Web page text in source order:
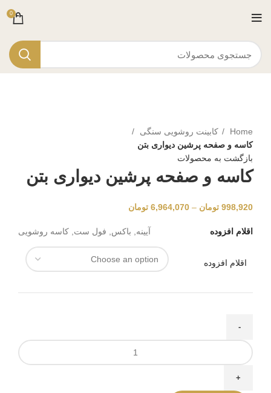
0
Home
کابینت روشویی سنگی
کاسه و صفحه پرشین دیواری بتن
بازگشت به محصولات
کاسه و صفحه پرشین دیواری بتن
998,920 تومان –
6,964,070 تومان
اقلام افزوده آیینه, باکس, فول ست, کاسه روشویی
اقلام افزوده